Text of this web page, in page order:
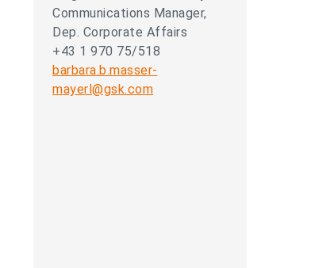
Communications Manager,
Dep. Corporate Affairs
+43 1 970 75/518
barbara.b.masser-
mayerl@gsk.com